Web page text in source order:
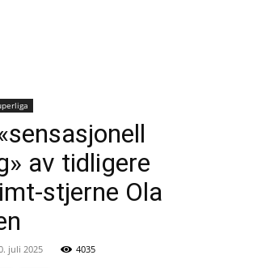
av tidligere
stjerne Ola
juli 2025 4035